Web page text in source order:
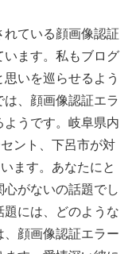
ている顔画像認証
います。私もブログ
いを巡らせるよう
、顔画像認証エラ
うです。岐阜県内
ント、下呂市が対
ます。あなたにと
がないの話題でし
題には、どのような
、顔画像認証エラー